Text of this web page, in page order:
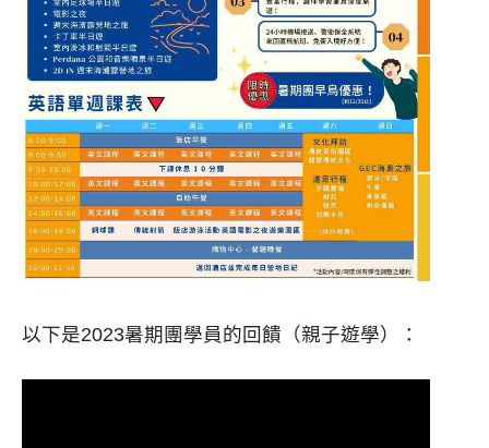
以下是2023暑期團學員的回饋（親子遊學）：